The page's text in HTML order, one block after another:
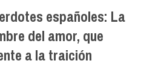
españoles: La
del amor, que
a la traición